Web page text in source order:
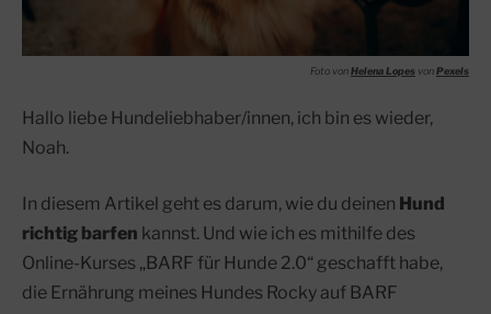
Foto vonHelena Lopes vonPexels
Hallo liebe Hundeliebhaber/innen, ich bin es wieder,
Noah.
In diesem Artikel geht es darum, wie du deinen Hund
richtig barfen kannst. Und wie ich es mithilfe des
Online-Kurses „BARF für Hunde 2.0“ geschafft habe,
die Ernährung meines Hundes Rocky auf BARF